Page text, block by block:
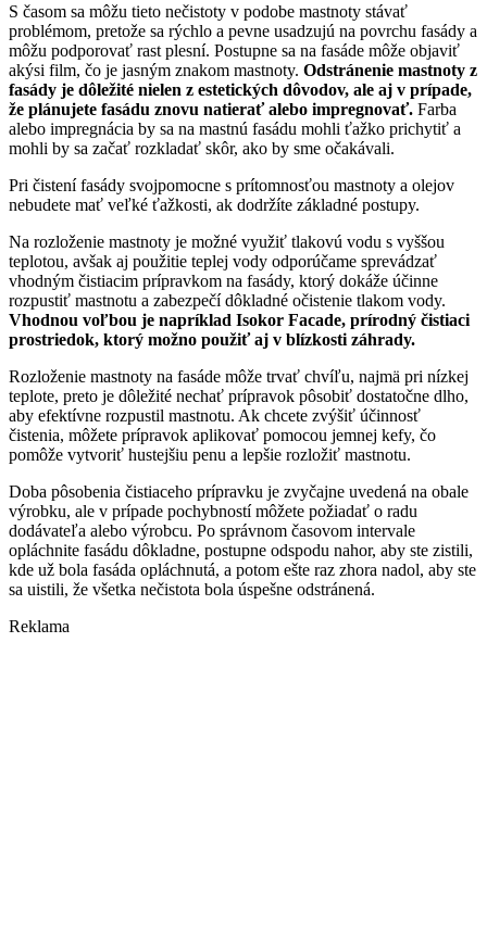
S časom sa môžu tieto nečistoty v podobe mastnoty stávať
problémom, pretože sa rýchlo a pevne usadzujú na povrchu fasády a
môžu podporovať rast plesní. Postupne sa na fasáde môže objaviť
akýsi film, čo je jasným znakom mastnoty. Odstránenie mastnoty z
fasády je dôležité nielen z estetických dôvodov, ale aj v prípade,
že plánujete fasádu znovu natierať alebo impregnovať. Farba
alebo impregnácia by sa na mastnú fasádu mohli ťažko prichytiť a
mohli by sa začať rozkladať skôr, ako by sme očakávali.
Pri čistení fasády svojpomocne s prítomnosťou mastnoty a olejov
nebudete mať veľké ťažkosti, ak dodržíte základné postupy.
Na rozloženie mastnoty je možné využiť tlakovú vodu s vyššou
teplotou, avšak aj použitie teplej vody odporúčame sprevádzať
vhodným čistiacim prípravkom na fasády, ktorý dokáže účinne
rozpustiť mastnotu a zabezpečí dôkladné očistenie tlakom vody.
Vhodnou voľbou je napríklad Isokor Facade, prírodný čistiaci
prostriedok, ktorý možno použiť aj v blízkosti záhrady.
Rozloženie mastnoty na fasáde môže trvať chvíľu, najmä pri nízkej
teplote, preto je dôležité nechať prípravok pôsobiť dostatočne dlho,
aby efektívne rozpustil mastnotu. Ak chcete zvýšiť účinnosť
čistenia, môžete prípravok aplikovať pomocou jemnej kefy, čo
pomôže vytvoriť hustejšiu penu a lepšie rozložiť mastnotu.
Doba pôsobenia čistiaceho prípravku je zvyčajne uvedená na obale
výrobku, ale v prípade pochybností môžete požiadať o radu
dodávateľa alebo výrobcu. Po správnom časovom intervale
opláchnite fasádu dôkladne, postupne odspodu nahor, aby ste zistili,
kde už bola fasáda opláchnutá, a potom ešte raz zhora nadol, aby ste
sa uistili, že všetka nečistota bola úspešne odstránená.
Reklama